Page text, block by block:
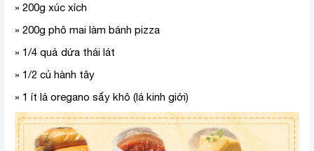
» 200g xúc xích
» 200g phô mai làm bánh pizza
» 1/4 quả dứa thái lát
» 1/2 củ hành tây
» 1 ít lá oregano sấy khô (lá kinh giới)